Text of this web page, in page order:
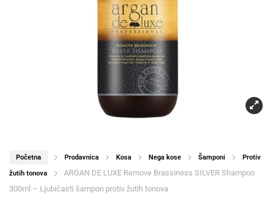
Početna Prodavnica Kosa Nega kose Šamponi
Protiv
žutih tonova
ARGAN DE LUXE Remove Brassiness SILVER Shampoo
300ml – Ljubičasti šampon protiv žutih tonova